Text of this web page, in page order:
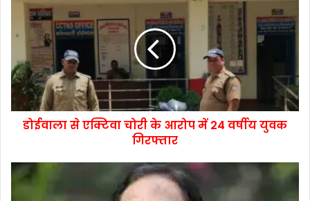
डोईवाला से एक्टिवा चोरी के आरोप में 24 वर्षीय युवक
गिरफ्तार